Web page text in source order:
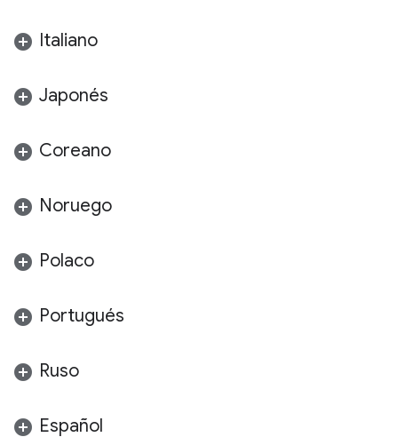
Italiano
Japonés
Coreano
Noruego
Polaco
Portugués
Ruso
Español